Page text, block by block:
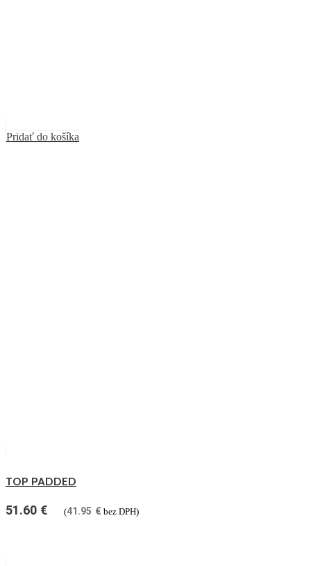
Pridať do košíka
TOP PADDED
51.60 € (41.95 € bez DPH)